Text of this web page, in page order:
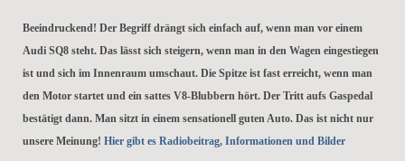
Beeindruckend! Der Begriff drängt sich einfach auf, wenn man vor einem
Audi SQ8 steht. Das lässt sich steigern, wenn man in den Wagen eingestiegen
ist und sich im Innenraum umschaut. Die Spitze ist fast erreicht, wenn man
den Motor startet und ein sattes V8-Blubbern hört. Der Tritt aufs Gaspedal
bestätigt dann. Man sitzt in einem sensationell guten Auto. Das ist nicht nur
unsere Meinung! Hier gibt es Radiobeitrag, Informationen und Bilder